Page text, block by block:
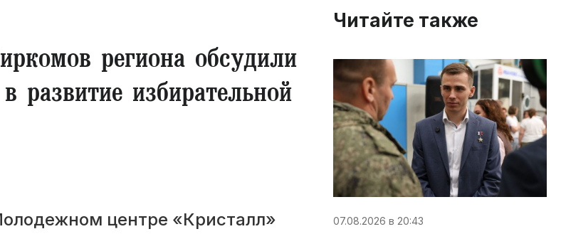
региона обсудили
развитие избирательной
центре «Кристалл»
Читайте также
07.08.2026 в 20:43